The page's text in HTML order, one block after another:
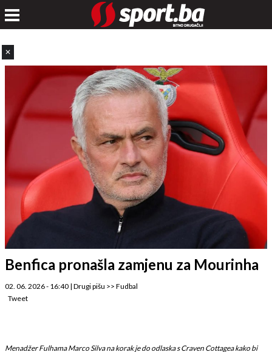
✕
Benfica pronašla zamjenu za Mourinha
02. 06. 2026 - 16:40 | Drugi pišu >> Fudbal
Tweet
Menadžer Fulhama Marco Silva na korak je do odlaska s Craven Cottagea kako bi